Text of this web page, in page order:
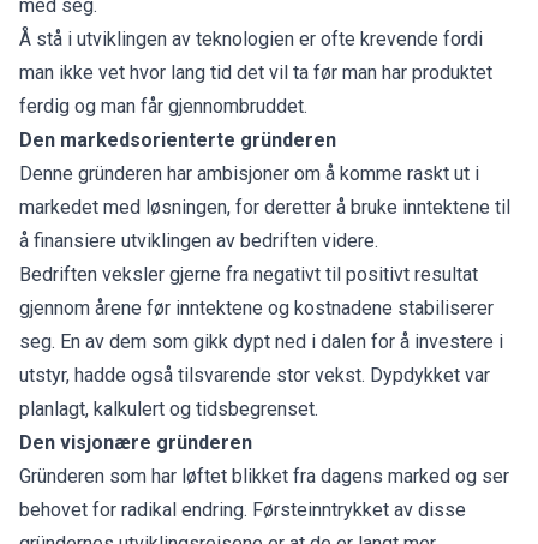
med seg.
Å stå i utviklingen av teknologien er ofte krevende fordi
man ikke vet hvor lang tid det vil ta før man har produktet
ferdig og man får gjennombruddet.
Den markedsorienterte gründeren
Denne gründeren har ambisjoner om å komme raskt ut i
markedet med løsningen, for deretter å bruke inntektene til
å finansiere utviklingen av bedriften videre.
Bedriften veksler gjerne fra negativt til positivt resultat
gjennom årene før inntektene og kostnadene stabiliserer
seg. En av dem som gikk dypt ned i dalen for å investere i
utstyr, hadde også tilsvarende stor vekst. Dypdykket var
planlagt, kalkulert og tidsbegrenset.
Den visjonære gründeren
Gründeren som har løftet blikket fra dagens marked og ser
behovet for radikal endring. Førsteinntrykket av disse